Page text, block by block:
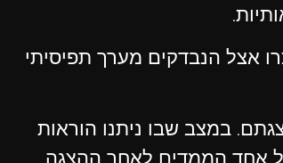
אצל הנבדקים מערך תפיסיתי
במצב שבו ניתנו הוראות